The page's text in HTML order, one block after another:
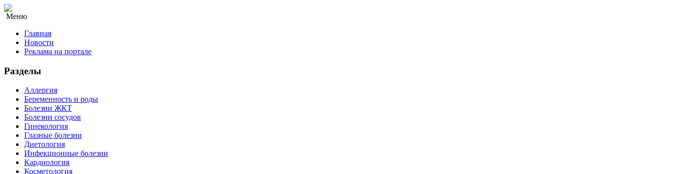
Меню
Главная
Новости
Реклама на портале
Разделы
Аллергия
Беременность и роды
Болезни ЖКТ
Болезни сосудов
Гинекология
Глазные болезни
Диетология
Инфекционные болезни
Кардиология
Косметология